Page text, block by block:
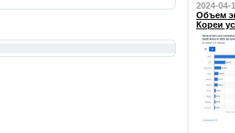
2024-04-
Объем
Кореи